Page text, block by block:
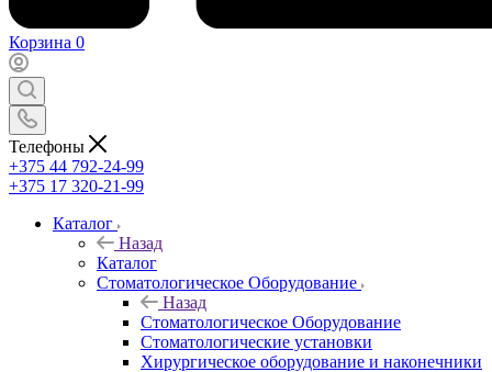
Корзина 0
Телефоны
+375 44 792-24-99
+375 17 320-21-99
Каталог
Назад
Каталог
Стоматологическое Оборудование
Назад
Стоматологическое Оборудование
Стоматологические установки
Хирургическое оборудование и наконечники